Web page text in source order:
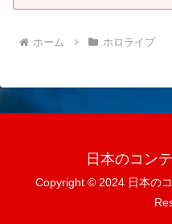
ホーム ホロライブ
日本のコン
Copyright © 2024 日本の